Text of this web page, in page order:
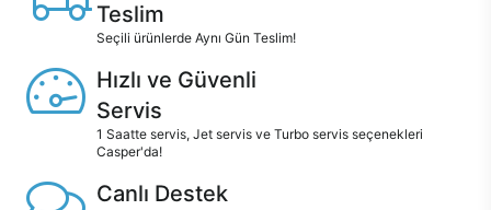
Teslim
Seçili ürünlerde Aynı Gün Teslim!
Hızlı ve Güvenli
Servis
1 Saatte servis, Jet servis ve Turbo servis seçenekleri
Casper'da!
Canlı Destek